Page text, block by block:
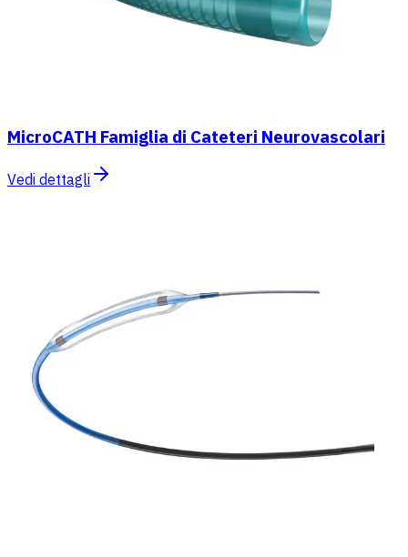
MicroCATH Famiglia di Cateteri Neurovascolari
Vedi dettagli